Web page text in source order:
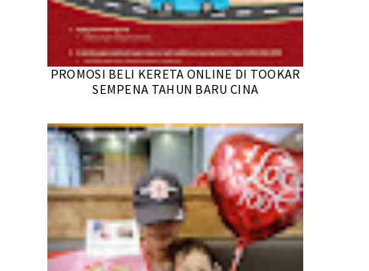
PROMOSI BELI KERETA ONLINE DI TOOKAR
SEMPENA TAHUN BARU CINA